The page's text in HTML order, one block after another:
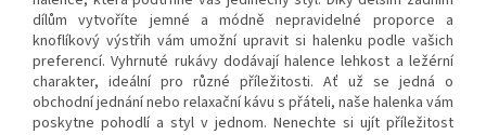
dílům vytvoříte jemné a módně nepravidelné proporce a
knoflíkový výstřih vám umožní upravit si halenku podle vašich
preferencí. Vyhrnuté rukávy dodávají halence lehkost a ležérní
charakter, ideální pro různé příležitosti. Ať už se jedná o
obchodní jednání nebo relaxační kávu s přáteli, naše halenka vám
poskytne pohodlí a styl v jednom. Nenechte si ujít příležitost